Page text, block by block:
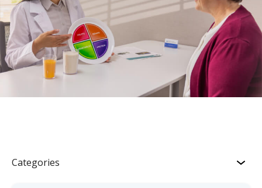
Categories